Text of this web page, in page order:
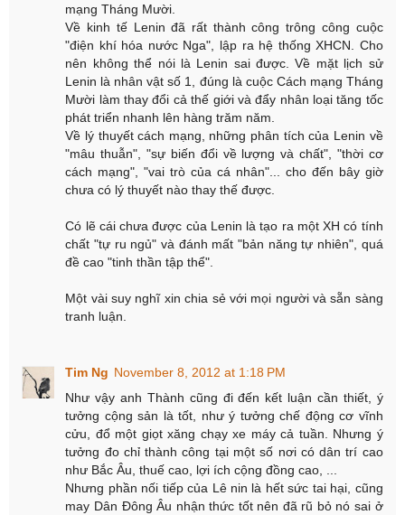
mạng Tháng Mười.
Về kinh tế Lenin đã rất thành công trông công cuộc
"điện khí hóa nước Nga", lập ra hệ thống XHCN. Cho
nên không thể nói là Lenin sai được. Về mặt lịch sử
Lenin là nhân vật số 1, đúng là cuộc Cách mạng Tháng
Mười làm thay đổi cả thế giới và đẩy nhân loại tăng tốc
phát triển nhanh lên hàng trăm năm.
Về lý thuyết cách mạng, những phân tích của Lenin về
"mâu thuẫn", "sự biến đổi về lượng và chất", "thời cơ
cách mạng", "vai trò của cá nhân"... cho đến bây giờ
chưa có lý thuyết nào thay thế được.
Có lẽ cái chưa được của Lenin là tạo ra một XH có tính
chất "tự ru ngủ" và đánh mất "bản năng tự nhiên", quá
đề cao "tinh thần tập thể".
Một vài suy nghĩ xin chia sẻ với mọi người và sẵn sàng
tranh luận.
Tim Ng November 8, 2012 at 1:18 PM
Như vậy anh Thành cũng đi đến kết luận cần thiết, ý
tưởng cộng sản là tốt, như ý tưởng chế động cơ vĩnh
cửu, đổ một giọt xăng chạy xe máy cả tuần. Nhưng ý
tưởng đo chỉ thành công tại một số nơi có dân trí cao
như Bắc Âu, thuế cao, lợi ích cộng đồng cao, ...
Nhưng phần nối tiếp của Lê nin là hết sức tai hại, cũng
may Dân Đông Âu nhận thức tốt nên đã rũ bỏ nó sai ở